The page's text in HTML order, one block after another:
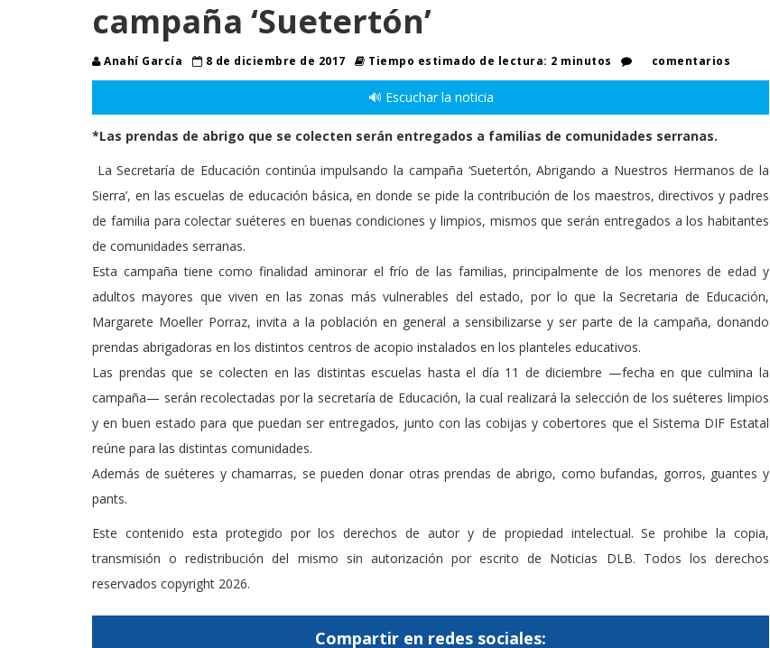
campaña ‘Suetertón’
Anahí García 8 de diciembre de 2017 Tiempo estimado de lectura: 2 minutos comentarios
🔊 Escuchar la noticia
*Las prendas de abrigo que se colecten serán entregados a familias de comunidades serranas.
La Secretaría de Educación continúa impulsando la campaña ‘Suetertón, Abrigando a Nuestros Hermanos de la
Sierra’, en las escuelas de educación básica, en donde se pide la contribución de los maestros, directivos y padres
de familia para colectar suéteres en buenas condiciones y limpios, mismos que serán entregados a los habitantes
de comunidades serranas.
Esta campaña tiene como finalidad aminorar el frío de las familias, principalmente de los menores de edad y
adultos mayores que viven en las zonas más vulnerables del estado, por lo que la Secretaria de Educación,
Margarete Moeller Porraz, invita a la población en general a sensibilizarse y ser parte de la campaña, donando
prendas abrigadoras en los distintos centros de acopio instalados en los planteles educativos.
Las prendas que se colecten en las distintas escuelas hasta el día 11 de diciembre —fecha en que culmina la
campaña— serán recolectadas por la secretaría de Educación, la cual realizará la selección de los suéteres limpios
y en buen estado para que puedan ser entregados, junto con las cobijas y cobertores que el Sistema DIF Estatal
reúne para las distintas comunidades.
Además de suéteres y chamarras, se pueden donar otras prendas de abrigo, como bufandas, gorros, guantes y
pants.
Este contenido esta protegido por los derechos de autor y de propiedad intelectual. Se prohibe la copia,
transmisión o redistribución del mismo sin autorización por escrito de Noticias DLB. Todos los derechos
reservados copyright 2026.
Compartir en redes sociales: